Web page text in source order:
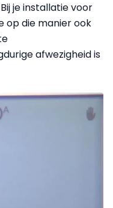
je installatie voor
op die manier ook
afwezigheid is